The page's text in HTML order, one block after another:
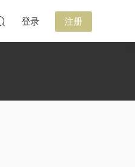
登录 注册